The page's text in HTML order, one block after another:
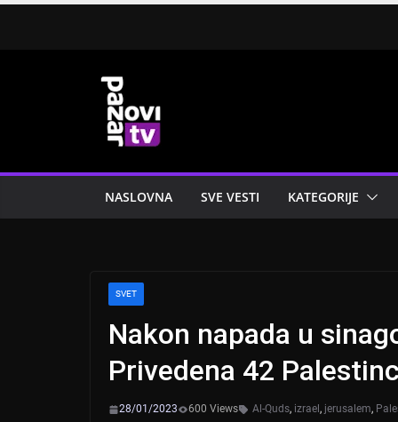
NASLOVNA SVE VESTI KATEGORIJE
SVET
Nakon napada u
Privedena 42
28/01/2023 600 Views Al-Quds, izrael , jerusalem,